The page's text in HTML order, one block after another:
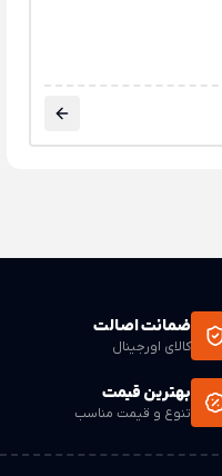
ضمانت اصالت
کالای اورجینال
بهترین قیمت
تنوع و قیمت مناسب